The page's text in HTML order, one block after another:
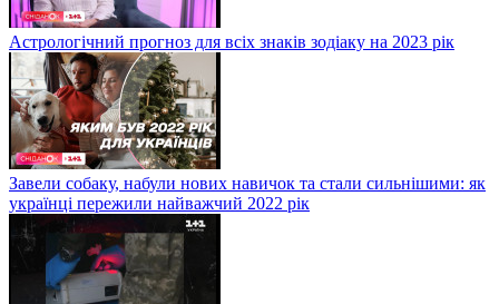
Астрологічний прогноз для всіх знаків зодіаку на 2023 рік
Завели собаку, набули нових навичок та стали сильнішими: як
українці пережили найважчий 2022 рік